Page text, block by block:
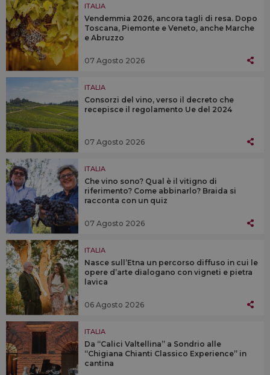
ITALIA
Vendemmia 2026, ancora tagli di resa. Dopo
Toscana, Piemonte e Veneto, anche Marche
e Abruzzo
07 Agosto 2026
ITALIA
Consorzi del vino, verso il decreto che
recepisce il regolamento Ue del 2024
07 Agosto 2026
ITALIA
Che vino sono? Qual è il vitigno di
riferimento? Come abbinarlo? Braida si
racconta con un quiz
07 Agosto 2026
ITALIA
Nasce sull’Etna un percorso diffuso in cui le
opere d’arte dialogano con vigneti e pietra
lavica
06 Agosto 2026
ITALIA
Da “Calici Valtellina” a Sondrio alle
“Chigiana Chianti Classico Experience” in
cantina